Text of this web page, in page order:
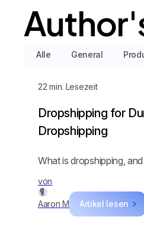
Alle General
22 min. Lesezeit
von
Aaron M Artikel lesen
Dropshipping for
Dropshipping
What is dropshipping,